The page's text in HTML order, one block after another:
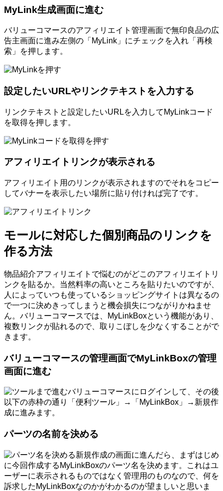
MyLink生成画面に進む
バリューコマースのアフィリエイト管理画面で無印良品の広
告主画面に進み左側の「MyLink」にチェックを入れ「再検
索」を押します。
設定したいURLやリンクテキストを入力する
リンクテキストと設定したいURLを入力してMyLinkコード
を取得を押します。
アフィリエイトリンクが表示される
アフィリエイト用のリンクが表示されますのでそれをコピー
してバナーを表示したい場所に貼り付ければ完了です。
モールに対応した個別商品のリンクを
作る方法
物品紹介アフィリエイトで悩むのがどこのアフィリエイトリ
ンクを貼るか。当然料率の高いところを貼りたいのですが、
人によっていつも使っているショッピングサイトは異なるの
で一つに決めきってしまうと機会損失につながりかねませ
ん。バリューコマースでは、MyLinkBoxという機能があり、
複数リンクが貼れるので、取りこぼしを少なくすることがで
きます。
バリューコマースの管理画面でMyLinkBoxの管理
画面に進む
バリューコマースにログインして、その後
以下の赤枠の通り「便利ツール」→「MyLinkBox」→新規作
成に進みます。
パーツの名前を決める
新規作成の画面に進んだら、まずはじめ
に今回作成するMyLinkBoxのパーツ名を決めます。これはユ
ーザーに表示されるものではなく管理用のものなので、何を
訴求したMyLinkBoxなのかがわかるのが望ましいと思いま